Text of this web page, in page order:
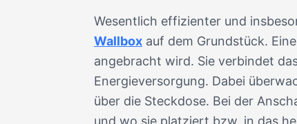
Wesentlich effizienter und
Wallbox auf dem Grundstück.
angebracht wird. Sie verbindet
Energieversorgung. Dabei
über die Steckdose. Bei der
und wo sie platziert bzw. in das